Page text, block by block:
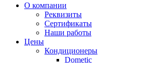
Основное
Перейти
содержимому
О компании
Реквизиты
Сертификаты
Наши работы
Цены
Кондиционеры
Dometic